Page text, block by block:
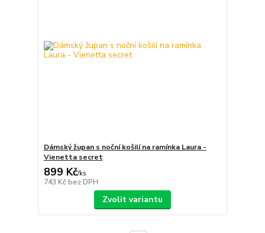
Dámský župan s noční košilí na ramínka Laura -
Vienetta secret
899 Kč/ks
743 Kč bez DPH
Zvolit variantu